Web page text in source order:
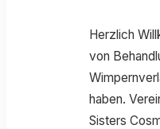
Herzlich
von
haben.
Sisters